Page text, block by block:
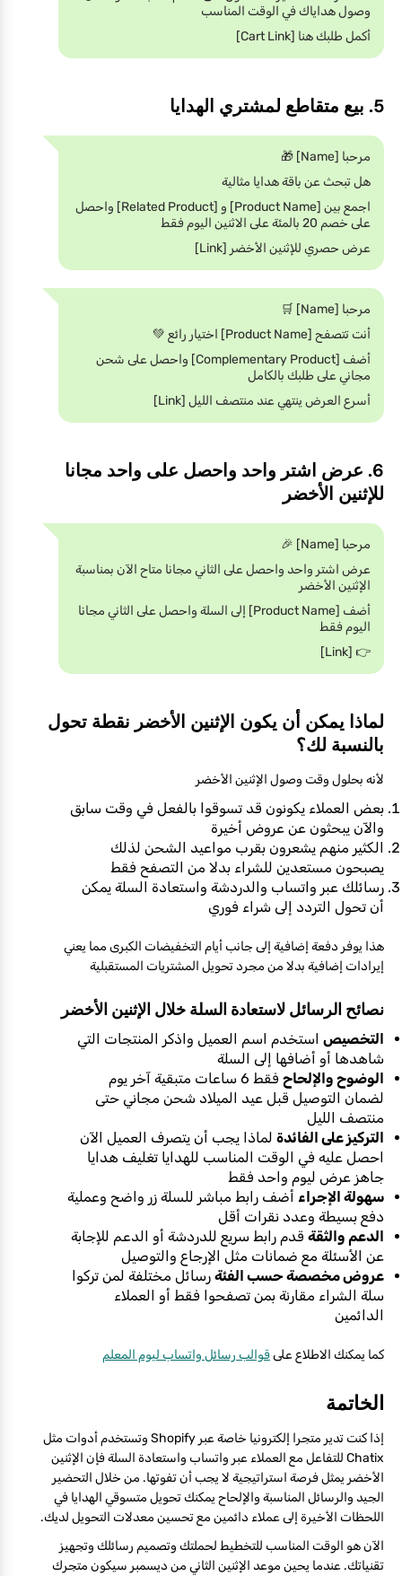
وصول هداياك في الوقت المناسب
أكمل طلبك هنا [Cart Link]
5. بيع متقاطع لمشتري الهدايا
مرحبا [Name] 🎁
هل تبحث عن باقة هدايا مثالية
اجمع بين [Product Name] و [Related Product] واحصل
على خصم 20 بالمئة على الاثنين اليوم فقط
عرض حصري للإثنين الأخضر [Link]
مرحبا [Name] 🛒
أنت تتصفح [Product Name] اختيار رائع 💚
أضف [Complementary Product] واحصل على شحن
مجاني على طلبك بالكامل
أسرع العرض ينتهي عند منتصف الليل [Link]
6. عرض اشتر واحد واحصل على واحد مجانا
للإثنين الأخضر
مرحبا [Name] 🎉
عرض اشتر واحد واحصل على الثاني مجانا متاح الآن بمناسبة
الإثنين الأخضر
أضف [Product Name] إلى السلة واحصل على الثاني مجانا
اليوم فقط
👉 [Link]
لماذا يمكن أن يكون الإثنين الأخضر نقطة تحول
بالنسبة لك؟
لأنه بحلول وقت وصول الإثنين الأخضر
بعض العملاء يكونون قد تسوقوا بالفعل في وقت سابق
والآن يبحثون عن عروض أخيرة
الكثير منهم يشعرون بقرب مواعيد الشحن لذلك
يصبحون مستعدين للشراء بدلا من التصفح فقط
رسائلك عبر واتساب والدردشة واستعادة السلة يمكن
أن تحول التردد إلى شراء فوري
هذا يوفر دفعة إضافية إلى جانب أيام التخفيضات الكبرى مما يعني
إيرادات إضافية بدلا من مجرد تحويل المشتريات المستقبلية
نصائح الرسائل لاستعادة السلة خلال الإثنين الأخضر
التخصيص استخدم اسم العميل واذكر المنتجات التي
شاهدها أو أضافها إلى السلة
الوضوح والإلحاح
فقط 6 ساعات متبقية آخر يوم
لضمان التوصيل قبل عيد الميلاد شحن مجاني حتى
منتصف الليل
التركيز على الفائدة لماذا يجب أن يتصرف العميل الآن
احصل عليه في الوقت المناسب للهدايا تغليف هدايا
جاهز عرض ليوم واحد فقط
سهولة الإجراء أضف رابط مباشر للسلة زر واضح وعملية
دفع بسيطة وعدد نقرات أقل
الدعم والثقة قدم رابط سريع للدردشة أو الدعم للإجابة
عن الأسئلة مع ضمانات مثل الإرجاع والتوصيل
عروض مخصصة حسب الفئة رسائل مختلفة لمن تركوا
سلة الشراء مقارنة بمن تصفحوا فقط أو العملاء
الدائمين
كما يمكنك الاطلاع علىقوالب رسائل واتساب ليوم المعلم
الخاتمة
إذا كنت تدير متجرا إلكترونيا خاصة عبر Shopify وتستخدم أدوات مثل
Chatix للتفاعل مع العملاء عبر واتساب واستعادة السلة فإن الإثنين
الأخضر يمثل فرصة استراتيجية لا يجب أن تفوتها. من خلال التحضير
الجيد والرسائل المناسبة والإلحاح يمكنك تحويل متسوقي الهدايا في
اللحظات الأخيرة إلى عملاء دائمين مع تحسين معدلات التحويل لديك.
الآن هو الوقت المناسب للتخطيط لحملتك وتصميم رسائلك وتجهيز
تقنياتك. عندما يحين موعد الإثنين الثاني من ديسمبر سيكون متجرك